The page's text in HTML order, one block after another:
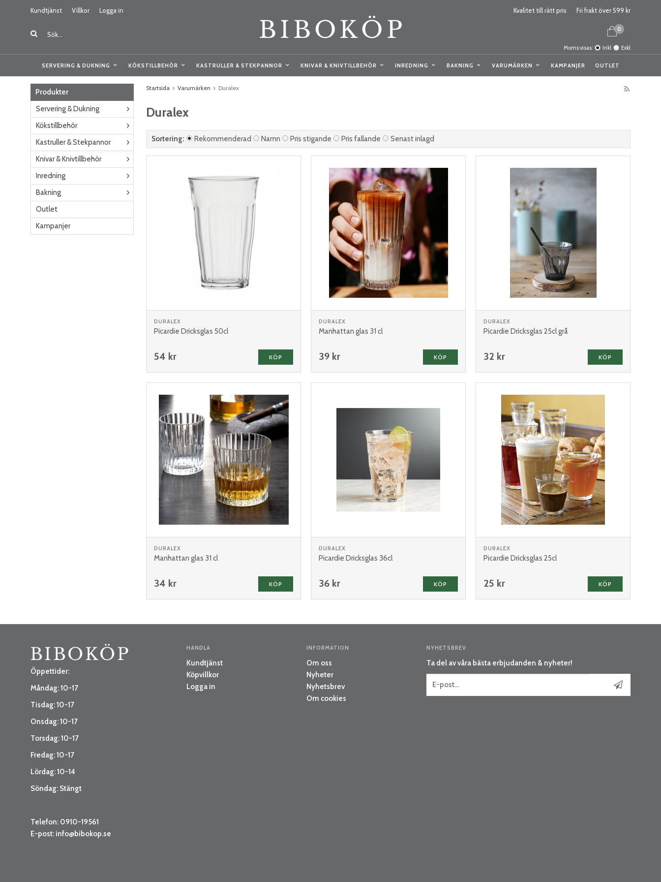
Kundtjänst Villkor Logga in Kvalitet till rätt pris Fri frakt över 599 kr
0
Moms visas: Inkl Exkl
SERVERING & DUKNING KÖKSTILLBEHÖR KASTRULLER & STEKPANNOR KNIVAR & KNIVTILLBEHÖR INREDNING BAKNING VARUMÄRKEN KAMPANJER OUTLET
Produkter
Servering & Dukning
Kökstillbehör
Kastruller & Stekpannor
Knivar & Knivtillbehör
Inredning
Bakning
Outlet
Kampanjer
Startsida Varumärken Duralex
Duralex
Sortering: Rekommenderad Namn Pris stigande Pris fallande Senast inlagd
DURALEX
Picardie Dricksglas 50cl
54 kr KÖP
DURALEX
Manhattan glas 31 cl
39 kr KÖP
DURALEX
Picardie Dricksglas 25cl grå
32 kr KÖP
DURALEX
Manhattan glas 31 cl
34 kr KÖP
DURALEX
Picardie Dricksglas 36cl
36 kr KÖP
DURALEX
Picardie Dricksglas 25cl
25 kr KÖP
Öppettider:
Måndag: 10-17
Tisdag: 10-17
Onsdag: 10-17
Torsdag: 10-17
Fredag: 10-17
Lördag: 10-14
Söndag: Stängt
Telefon: 0910-19561
E-post: info@bibokop.se
HANDLA
Kundtjänst
Köpvillkor
Logga in
INFORMATION
Om oss
Nyheter
Nyhetsbrev
Om cookies
NYHETSBREV
Ta del av våra bästa erbjudanden & nyheter!